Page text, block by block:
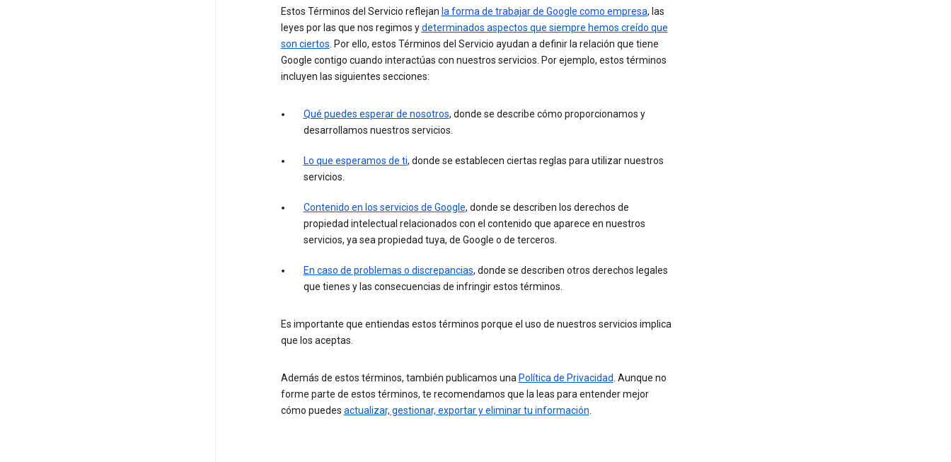
Estos Términos del Servicio reflejan la forma de trabajar de Google como empresa, las
leyes por las que nos regimos ydeterminados aspectos que siempre hemos creído que
son ciertos. Por ello, estos Términos del Servicio ayudan a definir la relación que tiene
Google contigo cuando interactúas con nuestros servicios. Por ejemplo, estos términos
incluyen las siguientes secciones:
Qué puedes esperar de nosotros, donde se describe cómo proporcionamos y
desarrollamos nuestros servicios.
Lo que esperamos de ti, donde se establecen ciertas reglas para utilizar nuestros
servicios.
Contenido en los servicios de Google, donde se describen los derechos de
propiedad intelectual relacionados con el contenido que aparece en nuestros
servicios, ya sea propiedad tuya, de Google o de terceros.
En caso de problemas o discrepancias, donde se describen otros derechos legales
que tienes y las consecuencias de infringir estos términos.
Es importante que entiendas estos términos porque el uso de nuestros servicios implica
que los aceptas.
Además de estos términos, también publicamos una Política de Privacidad. Aunque no
forme parte de estos términos, te recomendamos que la leas para entender mejor
cómo puedes actualizar, gestionar, exportar y eliminar tu información.